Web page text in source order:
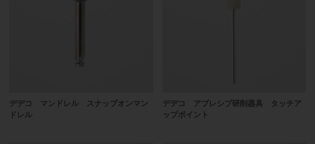
デデコ マンドレル スナップオンマン
ドレル
デデコ アブレシブ研削器具 タッチア
ップポイント